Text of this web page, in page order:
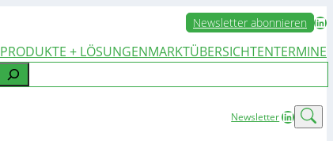
Newsletter abonnieren LinkedIn
PRODUKTE + LÖSUNGENMARKTÜBERSICHTENTERMINE
NewsletterLinkedIn